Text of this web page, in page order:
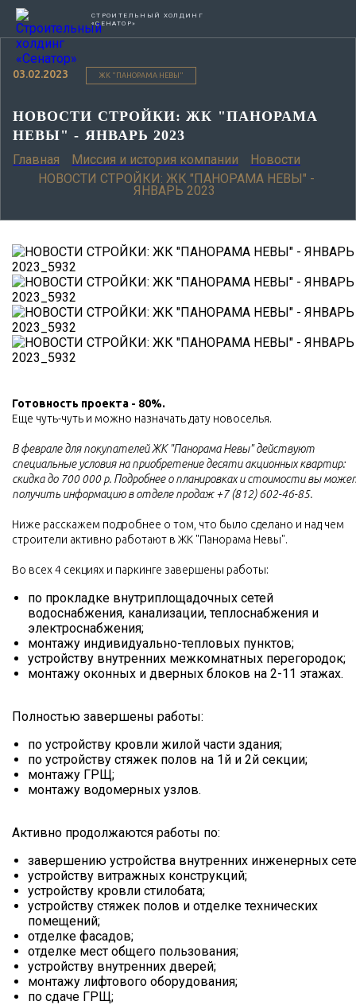
СТРОИТЕЛЬНЫЙ ХОЛДИНГ
«СЕНАТОР»
03.02.2023 ЖК "ПАНОРАМА НЕВЫ"
НОВОСТИ СТРОЙКИ: ЖК "ПАНОРАМА
НЕВЫ" - ЯНВАРЬ 2023
Главная Миссия и история компании
Новости
НОВОСТИ СТРОЙКИ: ЖК "ПАНОРАМА НЕВЫ" -
ЯНВАРЬ 2023
Готовность проекта - 80%.
Еще чуть-чуть и можно назначать дату новоселья.
В феврале для покупателей ЖК "Панорама Невы" действуют
специальные условия на приобретение десяти акционных квартир:
скидка до 700 000 р. Подробнее о планировках и стоимости вы
получить информацию в отделе продаж +7 (812) 602-46-85.
Ниже расскажем подробнее о том, что было сделано и над чем
строители активно работают в ЖК "Панорама Невы".
Во всех 4 секциях и паркинге завершены работы:
по прокладке внутриплощадочных сетей
водоснабжения, канализации, теплоснабжения и
электроснабжения;
монтажу индивидуально-тепловых пунктов;
устройству внутренних межкомнатных перегородок;
монтажу оконных и дверных блоков на 2-11 этажах.
Полностью завершены работы:
по устройству кровли жилой части здания;
по устройству стяжек полов на 1й и 2й секции;
монтажу ГРЩ;
монтажу водомерных узлов.
Активно продолжаются работы по:
завершению устройства внутренних инженерных
устройству витражных конструкций;
устройству кровли стилобата;
устройству стяжек полов и отделке технических
помещений;
отделке фасадов;
отделке мест общего пользования;
устройству внутренних дверей;
монтажу лифтового оборудования;
по сдаче ГРЩ;